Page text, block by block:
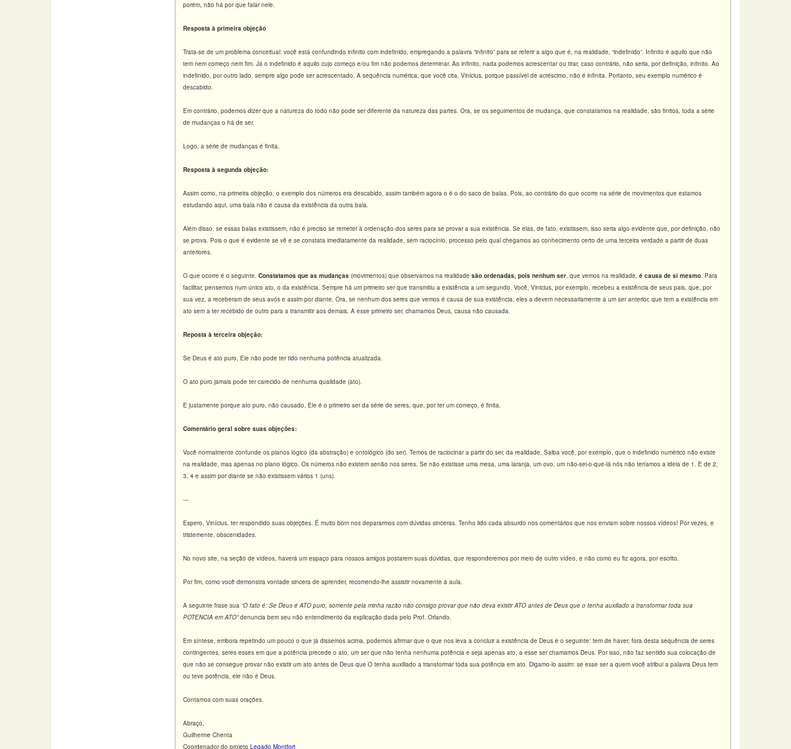
porém, não há por que falar nele.
Resposta à primeira objeção
Trata-se de um problema conceitual: você está confundindo infinito com indefinido, empregando a palavra “infinito” para se referir a algo que é, na realidade, “indefinido”. Infinito é aquilo que não
tem nem começo nem fim. Já o indefinido é aquilo cujo começo e/ou fim não podemos determinar. Ao infinito, nada podemos acrescentar ou tirar, caso contrário, não seria, por definição, infinito. Ao
indefinido, por outro lado, sempre algo pode ser acrescentado. A sequência numérica, que você cita, Vinicius, porque passível de acréscimo, não é infinita. Portanto, seu exemplo numérico é
descabido.
Em contrário, podemos dizer que a natureza do todo não pode ser diferente da natureza das partes. Ora, se os seguimentos de mudança, que constatamos na realidade, são finitos, toda a série
de mudanças o há de ser.
Logo, a série de mudanças é finita.
Resposta à segunda objeção:
Assim como, na primeira objeção, o exemplo dos números era descabido, assim também agora o é o do saco de balas. Pois, ao contrário do que ocorre na série de movimentos que estamos
estudando aqui, uma bala não é causa da existência da outra bala.
Além disso, se essas balas existissem, não é preciso se remeter à ordenação dos seres para se provar a sua existência. Se elas, de fato, existissem, isso seria algo evidente que, por definição, não
se prova. Pois o que é evidente se vê e se constata imediatamente da realidade, sem raciocínio, processo pelo qual chegamos ao conhecimento certo de uma terceira verdade a partir de duas
anteriores.
O que ocorre é o seguinte. Constatamos que as mudanças (movimentos) que observamos na realidade são ordenadas, pois nenhum ser, que vemos na realidade, é causa de si mesmo. Para
facilitar, pensemos num único ato, o da existência. Sempre há um primeiro ser que transmitiu a existência a um segundo. Você, Vinicius, por exemplo, recebeu a existência de seus pais, que, por
sua vez, a receberam de seus avós e assim por diante. Ora, se nenhum dos seres que vemos é causa de sua existência, eles a devem necessariamente a um ser anterior, que tem a existência em
ato sem a ter recebido de outro para a transmitir aos demais. A esse primeiro ser, chamamos Deus, causa não causada.
Reposta à terceira objeção:
Se Deus é ato puro, Ele não pode ter tido nenhuma potência atualizada.
O ato puro jamais pode ter carecido de nenhuma qualidade (ato).
E justamente porque ato puro, não causado, Ele é o primeiro ser da série de seres, que, por ter um começo, é finita.
Comentário geral sobre suas objeções:
Você normalmente confunde os planos lógico (da abstração) e ontológico (do ser). Temos de raciocinar a partir do ser, da realidade. Saiba você, por exemplo, que o indefinido numérico não existe
na realidade, mas apenas no plano lógico. Os números não existem senão nos seres. Se não existisse uma mesa, uma laranja, um ovo, um não-sei-o-que-lá nós não teríamos a ideia de 1. E de 2,
3, 4 e assim por diante se não existissem vários 1 (uns).
---
Espero, Vinícius, ter respondido suas objeções. É muito bom nos depararmos com dúvidas sinceras. Tenho lido cada absurdo nos comentários que nos enviam sobre nossos vídeos! Por vezes, e
tristemente, obscenidades.
No novo site, na seção de vídeos, haverá um espaço para nossos amigos postarem suas dúvidas, que responderemos por meio de outro vídeo, e não como eu fiz agora, por escrito.
Por fim, como você demonstra vontade sincera de aprender, recomendo-lhe assistir novamente à aula.
A seguinte frase sua “O fato é: Se Deus é ATO puro, somente pela minha razão não consigo provar que não deva existir ATO antes de Deus que o tenha auxiliado a transformar toda sua
POTENCIA em ATO”denuncia bem seu não entendimento da explicação dada pelo Prof. Orlando.
Em síntese, embora repetindo um pouco o que já dissemos acima, podemos afirmar que o que nos leva a concluir a existência de Deus é o seguinte: tem de haver, fora desta sequência de seres
contingentes, seres esses em que a potência precede o ato, um ser que não tenha nenhuma potência e seja apenas ato; a esse ser chamamos Deus. Por isso, não faz sentido sua colocação de
que não se consegue provar não existir um ato antes de Deus que O tenha auxiliado a transformar toda sua potência em ato. Digamo-lo assim: se esse ser a quem você atribui a palavra Deus tem
ou teve potência, ele não é Deus.
Contamos com suas orações.
Abraço,
Guilherme Chenta
Coordenador do projeto Legado Montfort